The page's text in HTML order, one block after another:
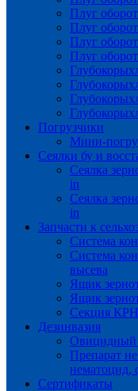
Плуг
Плуг
Плуг
Плуг
Погрузчики
Мини-
Сеялки бу и
Сеялка
in
Сеялка
in
Запчасти к
Система
Система
высева
Ящик
Ящик
Секция КРН
Дезинвазия
Овицидный
Препарат
нематоцид,
Сертификаты